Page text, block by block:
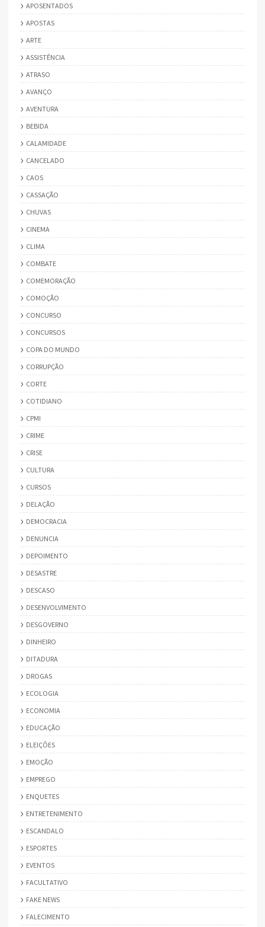
APOSENTADOS
APOSTAS
ARTE
ASSISTÊNCIA
ATRASO
AVANÇO
AVENTURA
BEBIDA
CALAMIDADE
CANCELADO
CAOS
CASSAÇÃO
CHUVAS
CINEMA
CLIMA
COMBATE
COMEMORAÇÃO
COMOÇÃO
CONCURSO
CONCURSOS
COPA DO MUNDO
CORRUPÇÃO
CORTE
COTIDIANO
CPMI
CRIME
CRISE
CULTURA
CURSOS
DELAÇÃO
DEMOCRACIA
DENUNCIA
DEPOIMENTO
DESASTRE
DESCASO
DESENVOLVIMENTO
DESGOVERNO
DINHEIRO
DITADURA
DROGAS
ECOLOGIA
ECONOMIA
EDUCAÇÃO
ELEIÇÕES
EMOÇÃO
EMPREGO
ENQUETES
ENTRETENIMENTO
ESCANDALO
ESPORTES
EVENTOS
FACULTATIVO
FAKE NEWS
FALECIMENTO